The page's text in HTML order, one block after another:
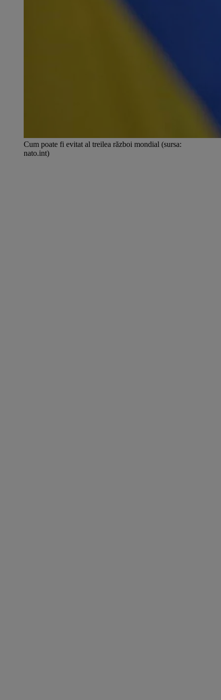
Cum poate fi evitat al treilea război mondial (sursa:
nato.int)